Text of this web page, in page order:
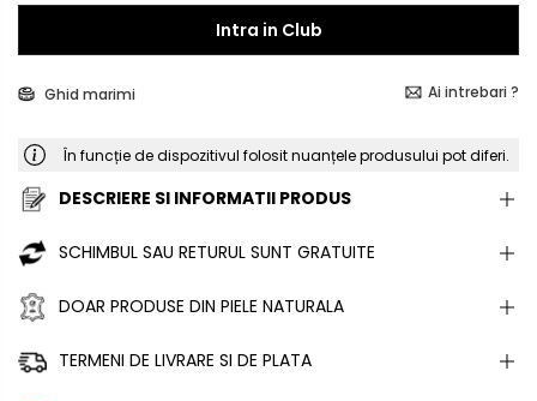
Intra in Club
Ghid marimi Ai intrebari ?
În funcție de dispozitivul folosit nuanțele produsului pot diferi.
DESCRIERE SI INFORMATII PRODUS
SCHIMBUL SAU RETURUL SUNT GRATUITE
DOAR PRODUSE DIN PIELE NATURALA
TERMENI DE LIVRARE SI DE PLATA